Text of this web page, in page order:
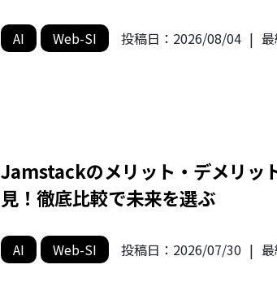
AI Web-SI 投稿日： 2026/08/04 |
Jamstackのメリット・デメリッ
見！徹底比較で未来を選ぶ
AI Web-SI 投稿日： 2026/07/30 |